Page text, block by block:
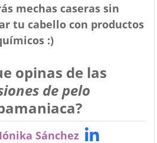
mechas caseras sin
tu cabello con productos
:)
opinas de las
de pelo
Sánchez